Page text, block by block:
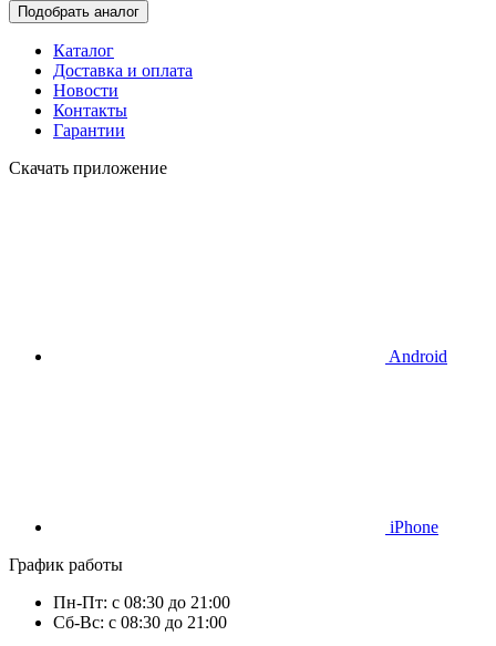
Подобрать аналог
Каталог
Доставка и оплата
Новости
Контакты
Гарантии
Скачать приложение
Android
iPhone
График работы
Пн-Пт: с 08:30 до 21:00
Сб-Вс: с 08:30 до 21:00